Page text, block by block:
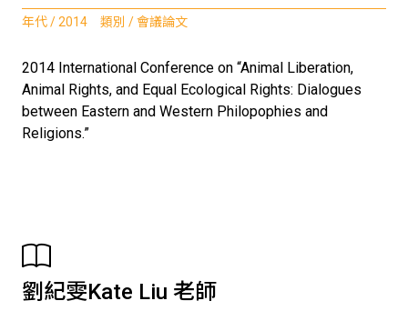
年代 / 2014 類別 / 會議論文
2014 International Conference on “Animal Liberation,
Animal Rights, and Equal Ecological Rights: Dialogues
between Eastern and Western Philopophies and
Religions.”
劉紀雯Kate Liu 老師